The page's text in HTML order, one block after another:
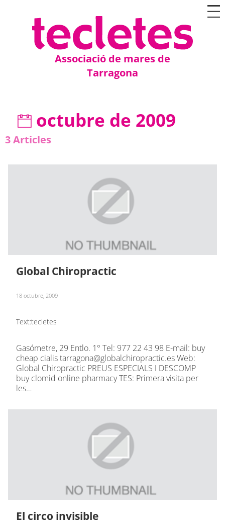
Associació de mares de
Tarragona
octubre de 2009
3Articles
Global Chiropractic
18 octubre, 2009
Text:tecletes
Gasómetre, 29 Entlo. 1° Tel: 977 22 43 98 E-mail: buy
cheap cialis tarragona@globalchiropractic.es Web:
Global Chiropractic PREUS ESPECIALS I DESCOMP
buy clomid online pharmacy TES: Primera visita per
les…
El circo invisible